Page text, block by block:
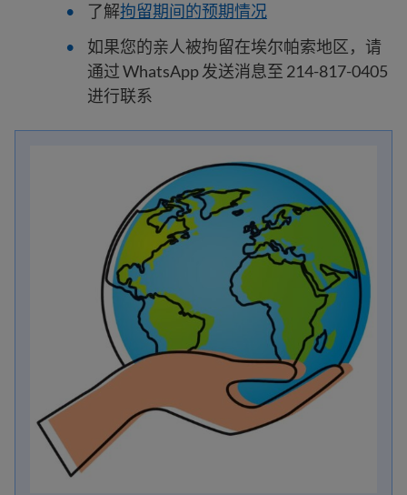
了解拘留期间的预期情况
如果您的亲人被拘留在埃尔帕索地区，请
通过 WhatsApp 发送消息至 214-817-0405
进行联系